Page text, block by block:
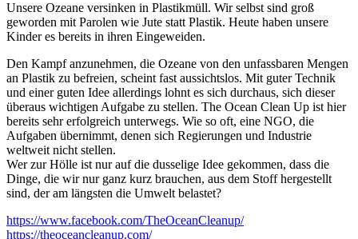
Unsere Ozeane versinken in Plastikmüll. Wir selbst sind groß
geworden mit Parolen wie Jute statt Plastik. Heute haben unsere
Kinder es bereits in ihren Eingeweiden.
Den Kampf anzunehmen, die Ozeane von den unfassbaren Mengen
an Plastik zu befreien, scheint fast aussichtslos. Mit guter Technik
und einer guten Idee allerdings lohnt es sich durchaus, sich dieser
überaus wichtigen Aufgabe zu stellen. The Ocean Clean Up ist hier
bereits sehr erfolgreich unterwegs. Wie so oft, eine NGO, die
Aufgaben übernimmt, denen sich Regierungen und Industrie
weltweit nicht stellen.
Wer zur Hölle ist nur auf die dusselige Idee gekommen, dass die
Dinge, die wir nur ganz kurz brauchen, aus dem Stoff hergestellt
sind, der am längsten die Umwelt belastet?
https://www.facebook.com/TheOceanCleanup/
https://theoceancleanup.com/